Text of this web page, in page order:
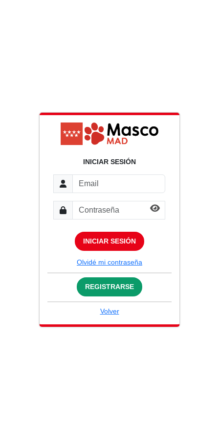
INICIAR SESIÓN
INICIAR SESIÓN
Olvidé mi contraseña
REGISTRARSE
Volver